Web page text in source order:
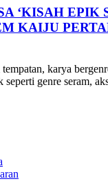
‘KISAH EPIK
KAIJU
karya
genre seram,